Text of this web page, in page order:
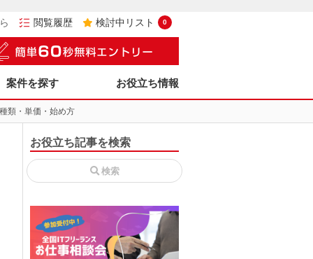
閲覧履歴 検討中リスト 0
案件を探す お役立ち情報
類・単価・始め方
お役立ち記事を検索